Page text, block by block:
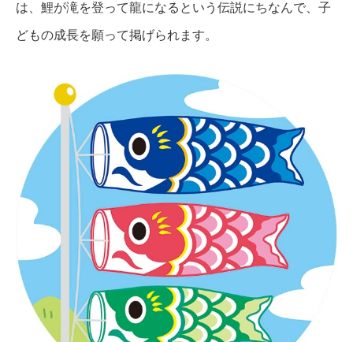
は、鯉が滝を登って龍になるという伝説にちなんで、子
どもの成長を願って掲げられます。